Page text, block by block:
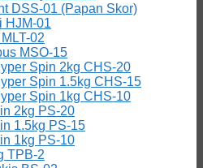
DSS-01 (Papan Skor)
HJM-01
02
MSO-15
Spin 2kg CHS-20
Spin 1.5kg CHS-15
Spin 1kg CHS-10
2kg PS-20
1.5kg PS-15
1kg PS-10
TPB-2